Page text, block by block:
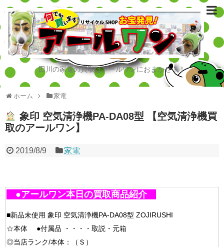
田川の家電の買取はアールワンにおまかせ！！
ホーム 家電
象印 空気清浄機PA-DA08型 【空気清浄機買
取のアールワン】
2019/8/9 家電
●アールワン本日の買取商品紹介
■新品未使用 象印 空気清浄機PA-DA08型 ZOJIRUSHI
☆本体 ●付属品 ・・・・取説・元箱
◎当店ランク/本体：（Ｓ）